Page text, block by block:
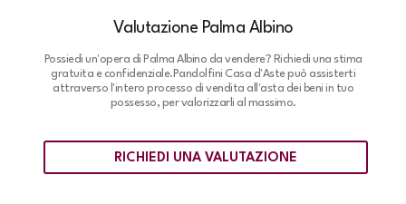
Valutazione Palma Albino
Possiedi un'opera di Palma Albino da vendere? Richiedi una stima
gratuita e confidenziale. Pandolfini Casa d'Aste può assisterti
attraverso l'intero processo di vendita all'asta dei beni in tuo
possesso, per valorizzarli al massimo.
RICHIEDI UNA VALUTAZIONE